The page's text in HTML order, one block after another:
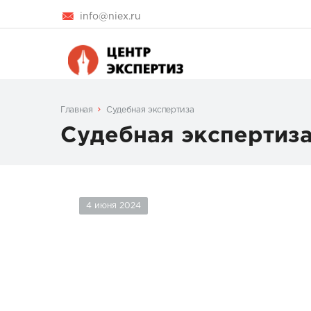
info@niex.ru
Главная Судебная экспертиза
Судебная
4 июня 2024